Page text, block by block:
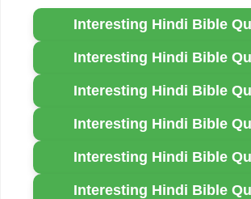
Interesting Hindi Bible
Interesting Hindi Bible
Interesting Hindi Bible
Interesting Hindi Bible
Interesting Hindi Bible
Interesting Hindi Bible